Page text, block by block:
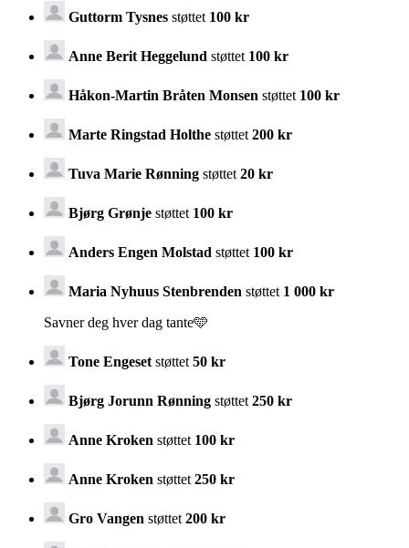
Guttorm Tysnes støttet 100 kr
Anne Berit Heggelund støttet 100 kr
Håkon-Martin Bråten Monsen støttet 100 kr
Marte Ringstad Holthe støttet 200 kr
Tuva Marie Rønning støttet 20 kr
Bjørg Grønje støttet 100 kr
Anders Engen Molstad støttet 100 kr
Maria Nyhuus Stenbrenden støttet 1 000 kr
Savner deg hver dag tante🩵
Tone Engeset støttet 50 kr
Bjørg Jorunn Rønning støttet 250 kr
Anne Kroken støttet 100 kr
Anne Kroken støttet 250 kr
Gro Vangen støttet 200 kr